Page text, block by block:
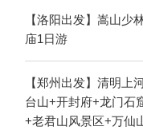
【洛阳出发】嵩山少
庙1日游
【郑州出发】清明上
台山+开封府+龙门石
+老君山风景区+万仙